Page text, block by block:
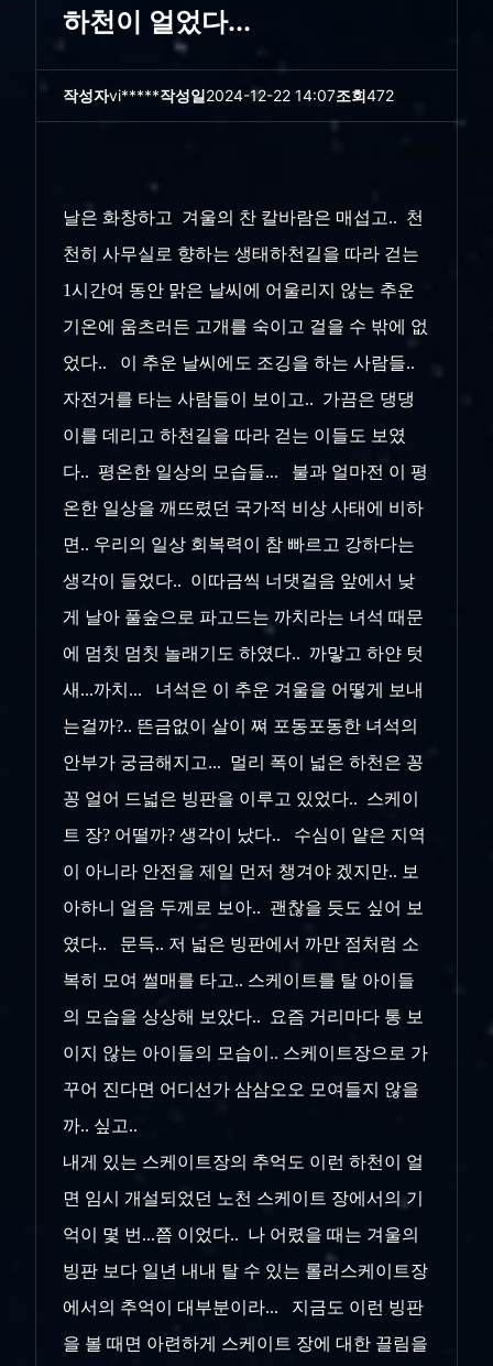
하천이 얼었다...
작성자vi*****작성일2024-12-22 14:07조회472
날은 화창하고 겨울의 찬 칼바람은 매섭고.. 천
천히 사무실로 향하는 생태하천길을 따라 걷는
1시간여 동안 맑은 날씨에 어울리지 않는 추운
기온에 움츠러든 고개를 숙이고 걸을 수 밖에 없
었다.. 이 추운 날씨에도 조깅을 하는 사람들..
자전거를 타는 사람들이 보이고.. 가끔은 댕댕
이를 데리고 하천길을 따라 걷는 이들도 보였
다.. 평온한 일상의 모습들... 불과 얼마전 이 평
온한 일상을 깨뜨렸던 국가적 비상 사태에 비하
면.. 우리의 일상 회복력이 참 빠르고 강하다는
생각이 들었다.. 이따금씩 너댓걸음 앞에서 낮
게 날아 풀숲으로 파고드는 까치라는 녀석 때문
에 멈칫 멈칫 놀래기도 하였다.. 까맣고 하얀 텃
새...까치... 녀석은 이 추운 겨울을 어떻게 보내
는걸까?.. 뜬금없이 살이 쪄 포동포동한 녀석의
안부가 궁금해지고... 멀리 폭이 넓은 하천은 꽁
꽁 얼어 드넓은 빙판을 이루고 있었다.. 스케이
트 장? 어떨까? 생각이 났다.. 수심이 얕은 지역
이 아니라 안전을 제일 먼저 챙겨야 겠지만.. 보
아하니 얼음 두께로 보아.. 괜찮을 듯도 싶어 보
였다.. 문득.. 저 넓은 빙판에서 까만 점처럼 소
복히 모여 썰매를 타고.. 스케이트를 탈 아이들
의 모습을 상상해 보았다.. 요즘 거리마다 통 보
이지 않는 아이들의 모습이.. 스케이트장으로 가
꾸어 진다면 어디선가 삼삼오오 모여들지 않을
까.. 싶고..
내게 있는 스케이트장의 추억도 이런 하천이 얼
면 임시 개설되었던 노천 스케이트 장에서의 기
억이 몇 번...쯤 이었다.. 나 어렸을 때는 겨울의
빙판 보다 일년 내내 탈 수 있는 롤러스케이트장
에서의 추억이 대부분이라... 지금도 이런 빙판
을 볼 때면 아련하게 스케이트 장에 대한 끌림을